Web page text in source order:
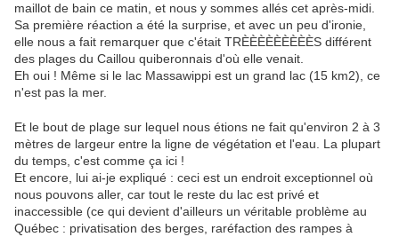
maillot de bain ce matin, et nous y sommes allés cet après-midi.
Sa première réaction a été la surprise, et avec un peu d'ironie,
elle nous a fait remarquer que c'était TRÈÈÈÈÈÈÈÈÈS différent
des plages du Caillou quiberonnais d'où elle venait.
Eh oui ! Même si le lac Massawippi est un grand lac (15 km2), ce
n'est pas la mer.
Et le bout de plage sur lequel nous étions ne fait qu'environ 2 à 3
mètres de largeur entre la ligne de végétation et l'eau. La plupart
du temps, c'est comme ça ici !
Et encore, lui ai-je expliqué : ceci est un endroit exceptionnel où
nous pouvons aller, car tout le reste du lac est privé et
inaccessible (ce qui devient d'ailleurs un véritable problème au
Québec : privatisation des berges, raréfaction des rampes à